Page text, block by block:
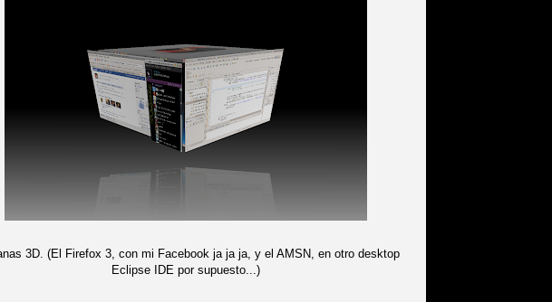
3D. (El Firefox 3, con mi Facebook ja ja ja, y el AMSN, en otro desktop
Eclipse IDE por supuesto...)